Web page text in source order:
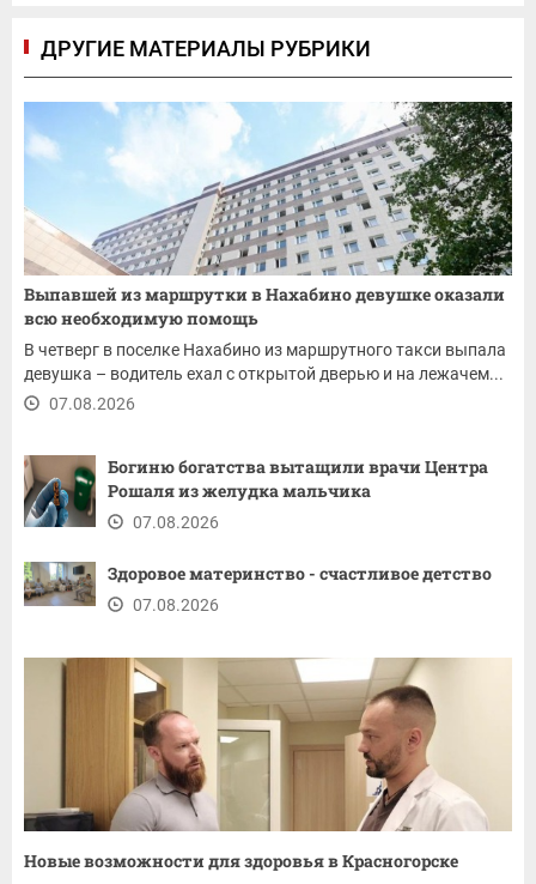
ДРУГИЕ МАТЕРИАЛЫ РУБРИКИ
Выпавшей из маршрутки в Нахабино девушке оказали
всю необходимую помощь
В четверг в поселке Нахабино из маршрутного такси выпала
девушка – водитель ехал с открытой дверью и на лежачем...
07.08.2026
Богиню богатства вытащили врачи Центра
Рошаля из желудка мальчика
07.08.2026
Здоровое материнство - счастливое детство
07.08.2026
Новые возможности для здоровья в Красногорске